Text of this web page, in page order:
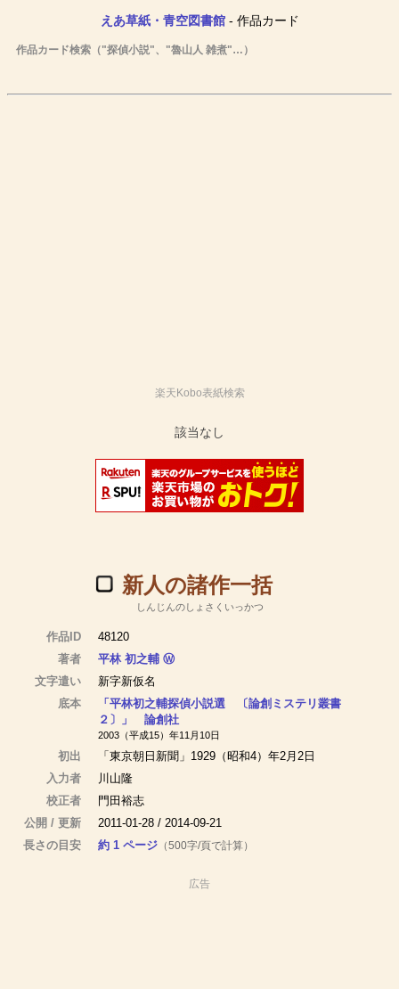
えあ草紙・青空図書館- 作品カード
作品カード検索（"探偵小説"、"魯山人 雑煮"…）
楽天Kobo表紙検索
新人の諸作一括
しんじんのしょさくいっかつ
作品ID
48120
著者
平林 初之輔 Ⓦ
文字遣い
新字新仮名
底本
「平林初之輔探偵小説選 〔論創ミステリ叢書
２〕」 論創社
2003（平成15）年11月10日
初出
「東京朝日新聞」1929（昭和4）年2月2日
入力者
川山隆
校正者
門田裕志
公開 / 更新
2011-01-28 / 2014-09-21
長さの目安
約 1 ページ （500字/頁で計算）
広告